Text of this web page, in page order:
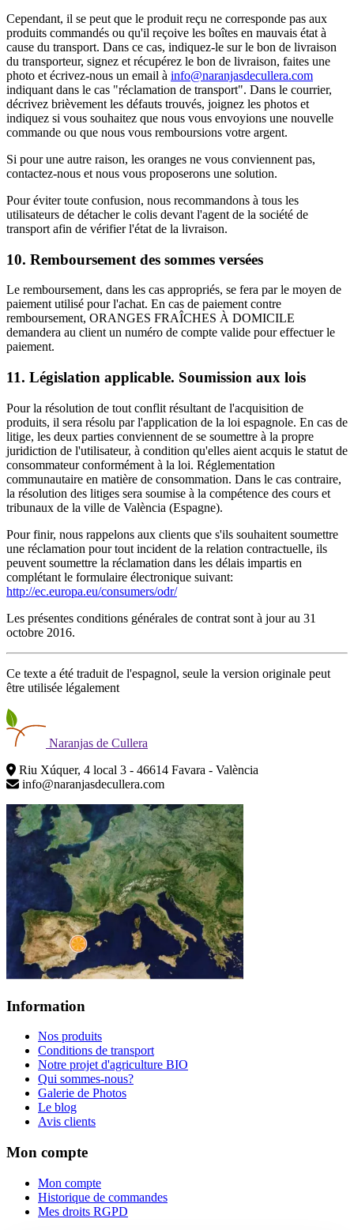
Cependant, il se peut que le produit reçu ne corresponde pas aux
produits commandés ou qu'il reçoive les boîtes en mauvais état à
cause du transport. Dans ce cas, indiquez-le sur le bon de livraison
du transporteur, signez et récupérez le bon de livraison, faites une
photo et écrivez-nous un email à info@naranjasdecullera.com
indiquant dans le cas "réclamation de transport". Dans le courrier,
décrivez brièvement les défauts trouvés, joignez les photos et
indiquez si vous souhaitez que nous vous envoyions une nouvelle
commande ou que nous vous remboursions votre argent.
Si pour une autre raison, les oranges ne vous conviennent pas,
contactez-nous et nous vous proposerons une solution.
Pour éviter toute confusion, nous recommandons à tous les
utilisateurs de détacher le colis devant l'agent de la société de
transport afin de vérifier l'état de la livraison.
10. Remboursement des sommes versées
Le remboursement, dans les cas appropriés, se fera par le moyen de
paiement utilisé pour l'achat. En cas de paiement contre
remboursement, ORANGES FRAÎCHES À DOMICILE
demandera au client un numéro de compte valide pour effectuer le
paiement.
11. Législation applicable. Soumission aux lois
Pour la résolution de tout conflit résultant de l'acquisition de
produits, il sera résolu par l'application de la loi espagnole. En cas de
litige, les deux parties conviennent de se soumettre à la propre
juridiction de l'utilisateur, à condition qu'elles aient acquis le statut de
consommateur conformément à la loi. Réglementation
communautaire en matière de consommation. Dans le cas contraire,
la résolution des litiges sera soumise à la compétence des cours et
tribunaux de la ville de València (Espagne).
Pour finir, nous rappelons aux clients que s'ils souhaitent soumettre
une réclamation pour tout incident de la relation contractuelle, ils
peuvent soumettre la réclamation dans les délais impartis en
complétant le formulaire électronique suivant:
http://ec.europa.eu/consumers/odr/
Les présentes conditions générales de contrat sont à jour au 31
octobre 2016.
Ce texte a été traduit de l'espagnol, seule la version originale peut
être utilisée légalement
Naranjas de Cullera
Riu Xúquer, 4 local 3 - 46614 Favara - València
info@naranjasdecullera.com
Information
Nos produits
Conditions de transport
Notre projet d'agriculture BIO
Qui sommes-nous?
Galerie de Photos
Le blog
Avis clients
Mon compte
Mon compte
Historique de commandes
Mes droits RGPD